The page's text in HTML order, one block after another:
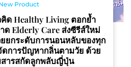
Product
ด Healthy Living ตอกย้ำ
ด Elderly Care ส่งซีรีส์ใหม่
ยยกระดับการนอนหลับของทุก
การปัญหากลิ่นตามวัย ด้วย
ารสกัดลูกพลับญี่ปุ่น